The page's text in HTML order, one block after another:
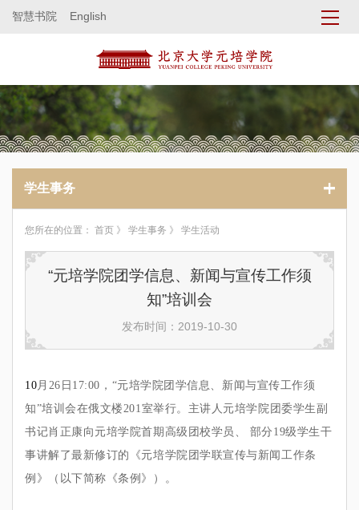
智慧书院 English
学生事务
您所在的位置： 首页 》 学生事务 》 学生活动
“元培学院团学信息、新闻与宣传工作须
知”培训会
发布时间：2019-10-30
10 月26日17:00，“元培学院团学信息、新闻与宣传工作须
知”培训会在俄文楼201室举行。主讲人元培学院团委学生副
书记肖正康向元培学院首期高级团校学员、 部分19级学生干
事讲解了最新修订的《元培学院团学联宣传与新闻工作条
例》（以下简称《条例》）。